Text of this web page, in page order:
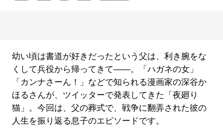
幼い頃は書道が好きだったという父は、利き腕をな
くして兵役から帰ってきて――。「ハガネの女」
「カンナさーん！」などで知られる漫画家の深谷か
ほるさんが、ツイッターで発表してきた「夜廻り
猫」。今回は、父の葬式で、戦争に翻弄された彼の
人生を振り返る息子のエピソードです。